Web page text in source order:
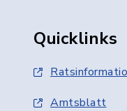
Quicklinks
Amtsblatt